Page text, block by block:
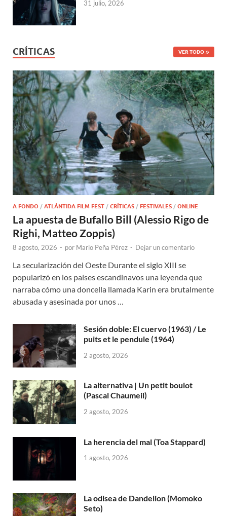
31 julio, 2026
CRÍTICAS VER TODO
A FONDO / ATLÁNTIDA FILM FEST / CRÍTICAS / FESTIVALES / ONLINE
La apuesta de Bufallo Bill (Alessio Rigo de
Righi, Matteo Zoppis)
8 agosto, 2026 - por Mario Peña Pérez - Dejar un comentario
La secularización del Oeste Durante el siglo XIII se
popularizó en los países escandinavos una leyenda que
narraba cómo una doncella llamada Karin era brutalmente
abusada y asesinada por unos …
Sesión doble: El cuervo (1963) / Le
puits et le pendule (1964)
2 agosto, 2026
La alternativa | Un petit boulot
(Pascal Chaumeil)
2 agosto, 2026
La herencia del mal (Toa Stappard)
1 agosto, 2026
La odisea de Dandelion (Momoko
Seto)